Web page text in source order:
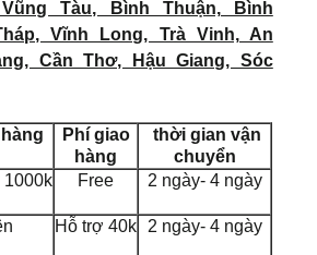
Tàu, Bình Thuận, Bình
Vĩnh Long, Trà Vinh, An
Cần Thơ, Hậu Giang, Sóc
Phí giao
hàng
thời gian vận
chuyển
Free 2 ngày- 4 ngày
Hỗ trợ 40k 2 ngày- 4 ngày